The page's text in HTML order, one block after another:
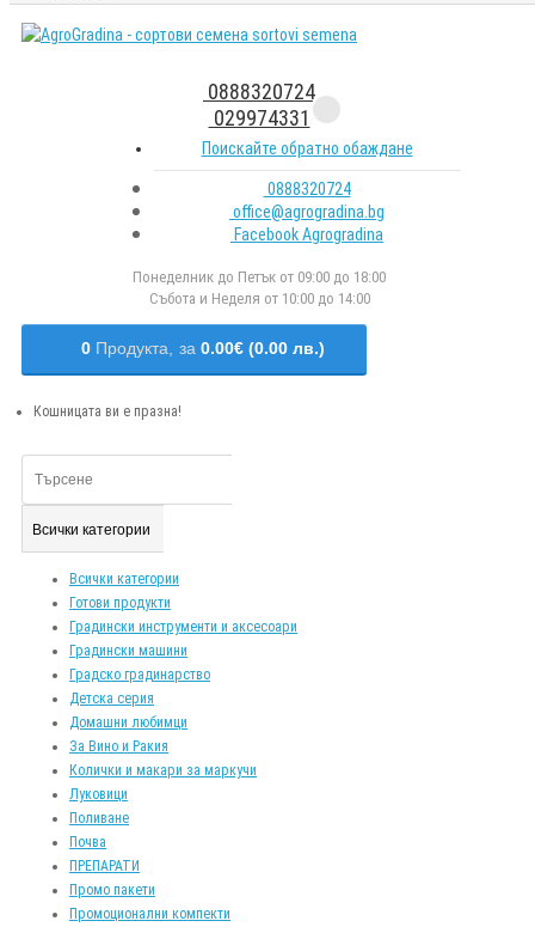
0888320724
029974331
Поискайте обратно обаждане
0888320724
office@agrogradina.bg
Facebook Agrogradina
Понеделник до Петък от 09:00 до 18:00
Събота и Неделя от 10:00 до 14:00
0 Продукта, за 0.00€ (0.00 лв.)
Кошницата ви е празна!
Всички категории
Всички категории
Готови продукти
Градински инструменти и аксесоари
Градински машини
Градско градинарство
Детска серия
Домашни любимци
За Вино и Ракия
Колички и макари за маркучи
Луковици
Поливане
Почва
ПРЕПАРАТИ
Промо пакети
Промоционални компекти